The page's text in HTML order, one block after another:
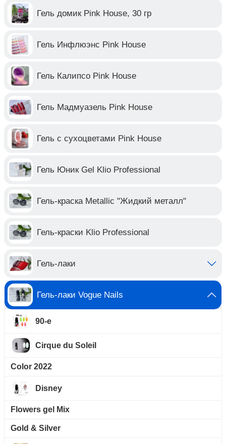
Гель домик Pink House, 30 гр
Гель Инфлюэнс Pink House
Гель Калипсо Pink House
Гель Мадмуазель Pink House
Гель с сухоцветами Pink House
Гель Юник Gel Klio Professional
Гель-краска Metallic "Жидкий металл"
Гель-краски Klio Professional
Гель-лаки
Гель-лаки Vogue Nails
90-е
Cirque du Soleil
Color 2022
Disney
Flowers gel Mix
Gold & Silver